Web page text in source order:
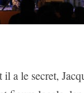
a le secret,